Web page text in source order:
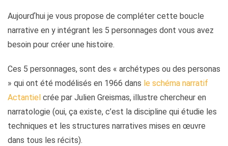
Aujourdʼhui je vous propose de compléter cette boucle
narrative en y intégrant les 5 personnages dont vous avez
besoin pour créer une histoire.
Ces 5 personnages, sont des « archétypes ou des personas
» qui ont été modélisés en 1966 dans le schéma narratif
Actantiel crée par Julien Greismas, illustre chercheur en
narratologie (oui, ça existe, c’est la discipline qui étudie les
techniques et les structures narratives mises en œuvre
dans tous les récits).